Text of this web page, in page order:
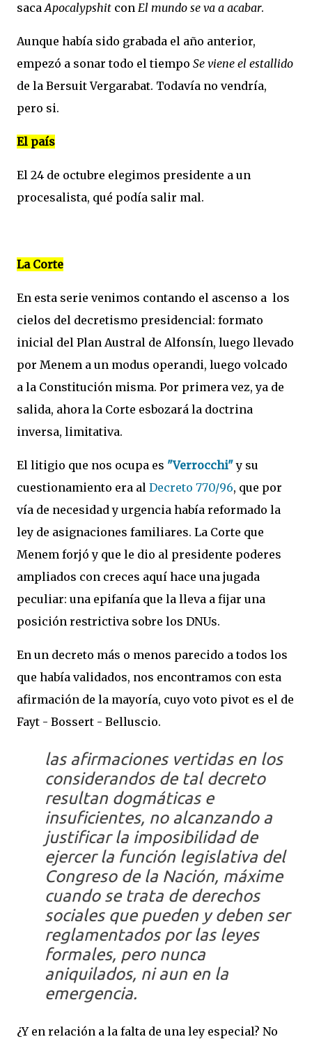
sacaApocalypshit con El mundo se va a acabar.
Aunque había sido grabada el año anterior,
empezó a sonar todo el tiempo Se viene el estallido
de la Bersuit Vergarabat. Todavía no vendría,
pero si.
El país
El 24 de octubre elegimos presidente a un
procesalista, qué podía salir mal.
La Corte
En esta serie venimos contando el ascenso a los
cielos del decretismo presidencial: formato
inicial del Plan Austral de Alfonsín, luego llevado
por Menem a un modus operandi, luego volcado
a la Constitución misma. Por primera vez, ya de
salida, ahora la Corte esbozará la doctrina
inversa, limitativa.
El litigio que nos ocupa es "Verrocchi"y su
cuestionamiento era al Decreto 770/96, que por
vía de necesidad y urgencia había reformado la
ley de asignaciones familiares. La Corte que
Menem forjó y que le dio al presidente poderes
ampliados con creces aquí hace una jugada
peculiar: una epifanía que la lleva a fijar una
posición restrictiva sobre los DNUs.
En un decreto más o menos parecido a todos los
que había validados, nos encontramos con esta
afirmación de la mayoría, cuyo voto pivot es el de
Fayt - Bossert - Belluscio.
las afirmaciones vertidas en los
considerandos de tal decreto
resultan dogmáticas e
insuficientes, no alcanzando a
justificar la imposibilidad de
ejercer la función legislativa del
Congreso de la Nación, máxime
cuando se trata de derechos
sociales que pueden y deben ser
reglamentados por las leyes
formales, pero nunca
aniquilados, ni aun en la
emergencia.
¿Y en relación a la falta de una ley especial? No